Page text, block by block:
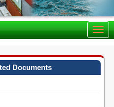
Documents